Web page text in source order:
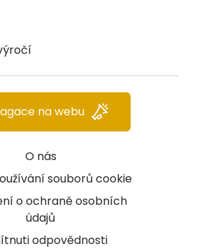
O nás
souborů cookie
o ochraně osobních
údajů
odpovědnosti
na webu